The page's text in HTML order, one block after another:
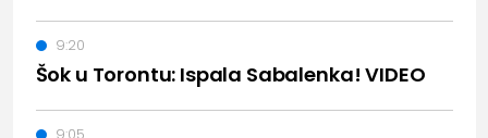
Šok u Torontu: Ispala Sabalenka! VIDEO
9:20